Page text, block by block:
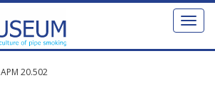
Toggle
APM 20.502